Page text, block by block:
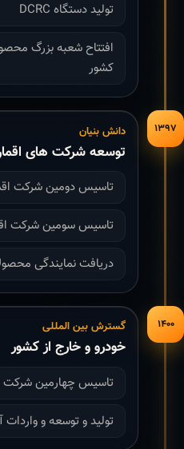
تولید دستگاه DCRC
افتتاح شعبه بزرگ
کشور
۱۳۹۷ دانش بنیان
توسعه شرکت های
تاسیس دومین شرکت
تاسیس سومین شرکت
دریافت نمایندگی
۱۴۰۰ گسترش بین المللی
خودرو و خارج از کشور
تاسیس چهارمین شرکت
تولید و توسعه و